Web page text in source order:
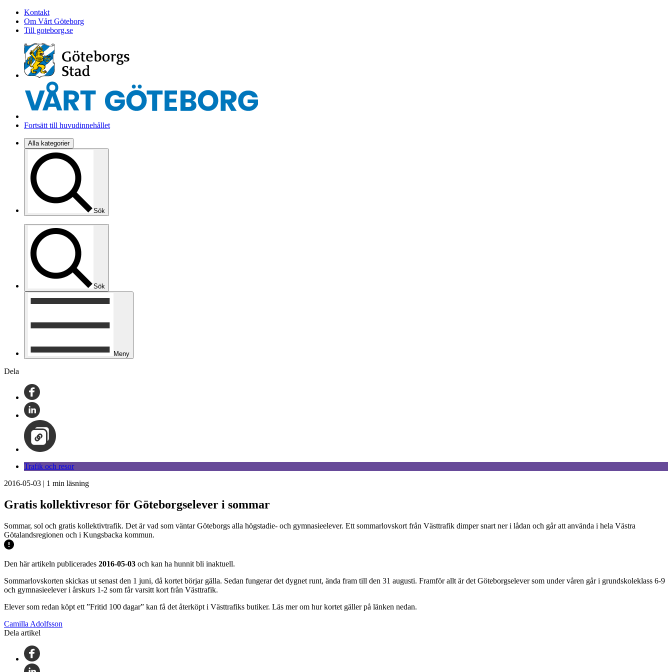
Kontakt
Om Vårt Göteborg
Till goteborg.se
Fortsätt till huvudinnehållet
Alla kategorier
Sök
Sök
Meny
Dela
Trafik och resor
2016-05-03 | 1 min läsning
Gratis kollektivresor för Göteborgselever i sommar
Sommar, sol och gratis kollektivtrafik. Det är vad som väntar Göteborgs alla högstadie- och gymnasieelever. Ett sommarlovskort från Västtrafik dimper snart ner i lådan och går att använda i hela Västra
Götalandsregionen och i Kungsbacka kommun.
Den här artikeln publicerades 2016-05-03 och kan ha hunnit bli inaktuell.
Sommarlovskorten skickas ut senast den 1 juni, då kortet börjar gälla. Sedan fungerar det dygnet runt, ända fram till den 31 augusti. Framför allt är det Göteborgselever som under våren går i grundskoleklass 6-9
och gymnasieelever i årskurs 1-2 som får varsitt kort från Västtrafik.
Elever som redan köpt ett ”Fritid 100 dagar” kan få det återköpt i Västtrafiks butiker. Läs mer om hur kortet gäller på länken nedan.
Camilla Adolfsson
Dela artikel